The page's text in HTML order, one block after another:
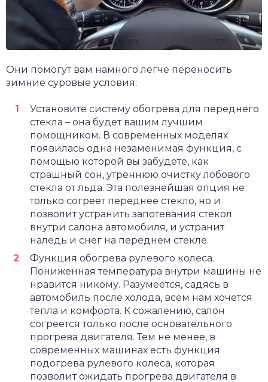
Они помогут вам намного легче переносить
зимние суровые условия:
Установите систему обогрева для переднего
стекла – она будет вашим лучшим
помощником. В современных моделях
появилась одна незаменимая функция, с
помощью которой вы забудете, как
страшный сон, утреннюю очистку лобового
стекла от льда. Эта полезнейшая опция не
только согреет переднее стекло, но и
позволит устранить запотевания стекол
внутри салона автомобиля, и устранит
наледь и снег на переднем стекле.
Функция обогрева рулевого колеса.
Пониженная температура внутри машины не
нравится никому. Разумеется, садясь в
автомобиль после холода, всем нам хочется
тепла и комфорта. К сожалению, салон
согреется только после основательного
прогрева двигателя. Тем не менее, в
современных машинах есть функция
подогрева рулевого колеса, которая
позволит ожидать прогрева двигателя в